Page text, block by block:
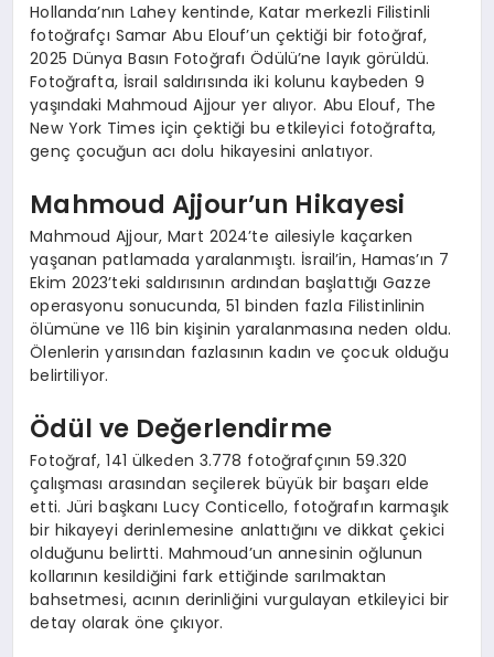
Hollanda’nın Lahey kentinde, Katar merkezli Filistinli
fotoğrafçı Samar Abu Elouf’un çektiği bir fotoğraf,
2025 Dünya Basın Fotoğrafı Ödülü’ne layık görüldü.
Fotoğrafta, İsrail saldırısında iki kolunu kaybeden 9
yaşındaki Mahmoud Ajjour yer alıyor. Abu Elouf, The
New York Times için çektiği bu etkileyici fotoğrafta,
genç çocuğun acı dolu hikayesini anlatıyor.
Mahmoud Ajjour’un Hikayesi
Mahmoud Ajjour, Mart 2024’te ailesiyle kaçarken
yaşanan patlamada yaralanmıştı. İsrail’in, Hamas’ın 7
Ekim 2023’teki saldırısının ardından başlattığı Gazze
operasyonu sonucunda, 51 binden fazla Filistinlinin
ölümüne ve 116 bin kişinin yaralanmasına neden oldu.
Ölenlerin yarısından fazlasının kadın ve çocuk olduğu
belirtiliyor.
Ödül ve Değerlendirme
Fotoğraf, 141 ülkeden 3.778 fotoğrafçının 59.320
çalışması arasından seçilerek büyük bir başarı elde
etti. Jüri başkanı Lucy Conticello, fotoğrafın karmaşık
bir hikayeyi derinlemesine anlattığını ve dikkat çekici
olduğunu belirtti. Mahmoud’un annesinin oğlunun
kollarının kesildiğini fark ettiğinde sarılmaktan
bahsetmesi, acının derinliğini vurgulayan etkileyici bir
detay olarak öne çıkıyor.